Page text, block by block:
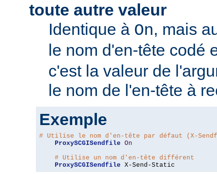
toute autre valeur
Identique à On, mais
le nom d'en-tête codé
c'est la valeur de
le nom de l'en-tête à
Exemple
# Utilise le nom d'en-tête par défaut (X-
ProxySCGISendfile On
# Utilise un nom d'en-tête différent
ProxySCGISendfile X-Send-Static